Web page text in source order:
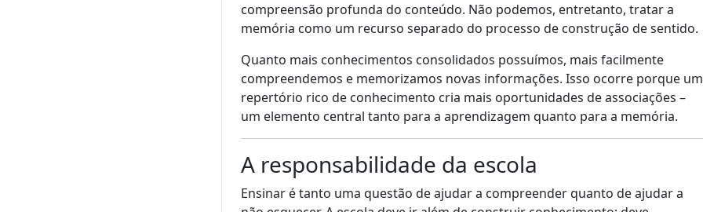
compreensão profunda do conteúdo. Não podemos, entretanto, tratar a
memória como um recurso separado do processo de construção de sentido.
Quanto mais conhecimentos consolidados possuímos, mais facilmente
compreendemos e memorizamos novas informações. Isso ocorre porque um
repertório rico de conhecimento cria mais oportunidades de associações –
um elemento central tanto para a aprendizagem quanto para a memória.
A responsabilidade da escola
Ensinar é tanto uma questão de ajudar a compreender quanto de ajudar a